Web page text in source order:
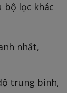
bộ lọc khác
nhất,
trung bình,